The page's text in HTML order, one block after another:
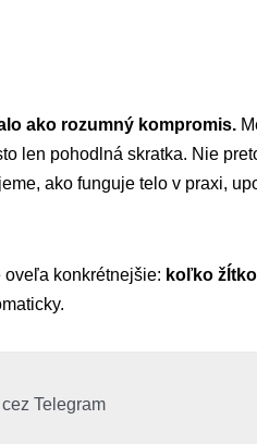
ako rozumný kompromis.
len pohodlná skratka. Nie
ako funguje telo v praxi,
oveľa konkrétnejšie: koľko
Telegram